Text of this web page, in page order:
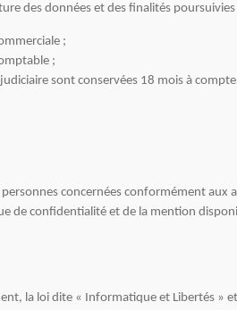
des données et des finalités poursuivies
;
;
sont conservées 18 mois à
concernées conformément aux
de confidentialité et de la mention
la loi dite « Informatique et Libertés »